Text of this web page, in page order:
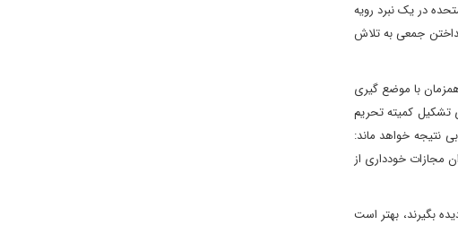
در یک نبرد رویه
جمعی به تلاش
با موضع گیری
تشکیل کمیته تحریم
نتیجه خواهد ماند:
مجازات خودداری از
بگیرند، بهتر است